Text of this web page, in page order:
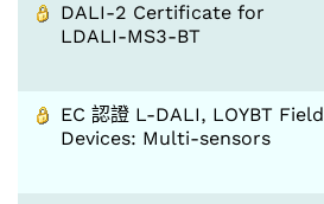
DALI-2 Certificate for
LDALI-MS3-BT
EC 認證 L-DALI, LOYBT Field
Devices: Multi-sensors